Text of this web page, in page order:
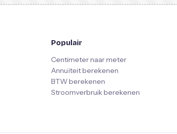
Populair
Centimeter naar meter
Annuïteit berekenen
BTW berekenen
Stroomverbruik berekenen